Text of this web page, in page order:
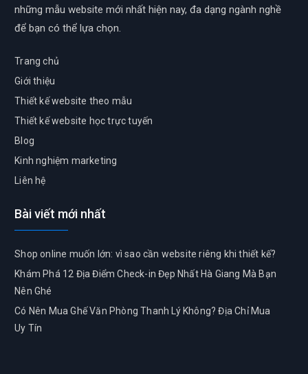
những mẫu website mới nhất hiện nay, đa dạng ngành nghề
để bạn có thể lựa chọn.
Trang chủ
Giới thiệu
Thiết kế website theo mẫu
Thiết kế website học trực tuyến
Blog
Kinh nghiệm marketing
Liên hệ
Bài viết mới nhất
Shop online muốn lớn: vì sao cần website riêng khi thiết kế?
Khám Phá 12 Địa Điểm Check-in Đẹp Nhất Hà Giang Mà Bạn
Nên Ghé
Có Nên Mua Ghế Văn Phòng Thanh Lý Không? Địa Chỉ Mua
Uy Tín